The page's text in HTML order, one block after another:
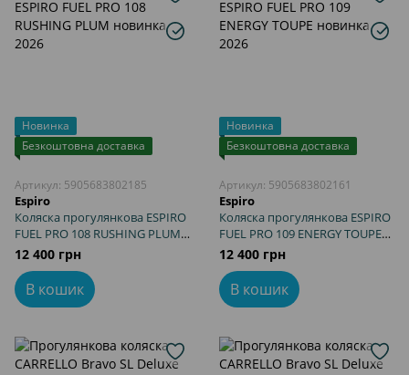
Новинка
Безкоштовна доставка
Артикул: 5905683802185
Espiro
Коляска прогулянкова ESPIRO
FUEL PRO 108 RUSHING PLUM
новинка 2026
12 400 грн
В кошик
Новинка
Безкоштовна доставка
Артикул: 5905683802161
Espiro
Коляска прогулянкова ESPIRO
FUEL PRO 109 ENERGY TOUPE
новинка 2026
12 400 грн
В кошик